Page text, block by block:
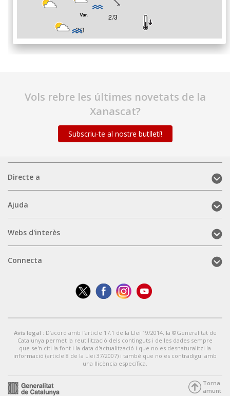
Vols rebre les últimes novetats de la
Xanascat?
Subscriu-te al nostre butlletí!
Directe
Directe a
Ajuda
Ajuda
Webs
Webs d'interès
Connecta
Connecta
Avís legal : D’acord amb l’article 17.1 de la Llei 19/2014, la ©Generalitat de
Catalunya permet la reutilització dels continguts i de les dades sempre
que se'n citi la font i la data d'actualització i que no es desnaturalitzi la
informació (article 8 de la Llei 37/2007) i també que no es contradigui amb
una llicència específica.
Torna
amunt